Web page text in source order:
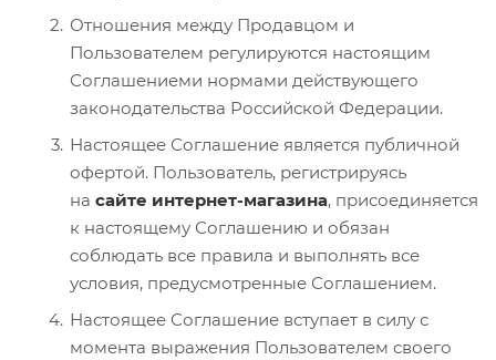
Отношения между Продавцом и
Пользователем регулируются настоящим
Соглашениеми нормами действующего
законодательства Российской Федерации.
Настоящее Соглашение является публичной
офертой. Пользователь, регистрируясь
на сайте интернет-магазина, присоединяется
к настоящему Соглашению и обязан
соблюдать все правила и выполнять все
условия, предусмотренные Соглашением.
Настоящее Соглашение вступает в силу с
момента выражения Пользователем своего